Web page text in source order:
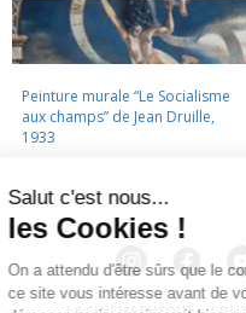
Peinture murale “Le Socialisme
aux champs” de Jean Druille,
1933